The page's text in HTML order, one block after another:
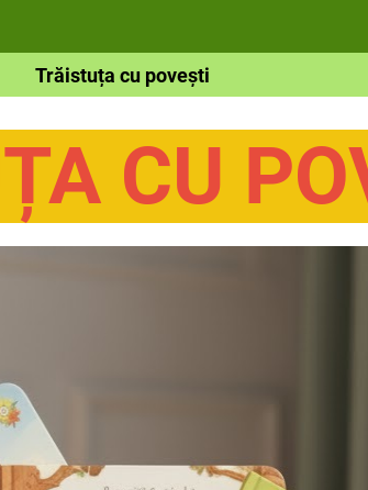
Trăistuța cu povești
CU